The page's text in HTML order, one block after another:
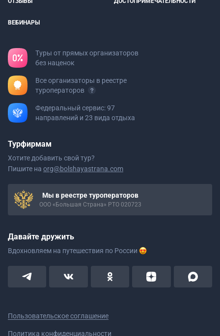
ВЕБИНАРЫ
Туры от прямых организаторов
без наценок
Все организаторы в реестре
туроператоров
Федеральный сервис: 97
направлений и 23 вида отдыха
Турфирмам
Хотите добавить свой тур?
Пишите на org@bolshayastrana.com
Мы в реестре туроператоров
ООО «Большая Страна» РТО 020723
Давайте дружить
Вдохновляем на путешествия по России
Пользовательское соглашение
Политика конфиденциальности